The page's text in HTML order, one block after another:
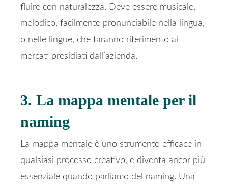
fluire con naturalezza. Deve essere musicale,
melodico, facilmente pronunciabile nella lingua,
o nelle lingue, che faranno riferimento ai
mercati presidiati dall’azienda.
3. La mappa mentale per il
naming
La mappa mentale è uno strumento efficace in
qualsiasi processo creativo, e diventa ancor più
essenziale quando parliamo del naming. Una